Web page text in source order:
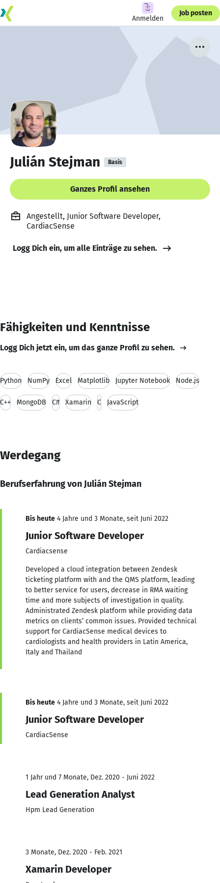
Anmelden
Job posten
Julián Stejman Basis
Ganzes Profil ansehen
Angestellt, Junior Software Developer,
CardiacSense
Logg Dich ein, um alle Einträge zu sehen.
Fähigkeiten und Kenntnisse
Logg Dich jetzt ein, um das ganze Profil zu sehen.
Python NumPy Excel Matplotlib Jupyter Notebook Node.js
C++ MongoDB C# Xamarin C JavaScript
Werdegang
Berufserfahrung von Julián Stejman
Bis heute 4 Jahre und 3 Monate, seit Juni 2022
Junior Software Developer
Cardiacsense
Developed a cloud integration between Zendesk
ticketing platform with and the QMS platform, leading
to better service for users, decrease in RMA waiting
time and more subjects of investigation in quality.
Administrated Zendesk platform while providing data
metrics on clients’ common issues. Provided technical
support for CardiacSense medical devices to
cardiologists and health providers in Latin America,
Italy and Thailand
Bis heute 4 Jahre und 3 Monate, seit Juni 2022
Junior Software Developer
CardiacSense
1 Jahr und 7 Monate, Dez. 2020 - Juni 2022
Lead Generation Analyst
Hpm Lead Generation
3 Monate, Dez. 2020 - Feb. 2021
Xamarin Developer